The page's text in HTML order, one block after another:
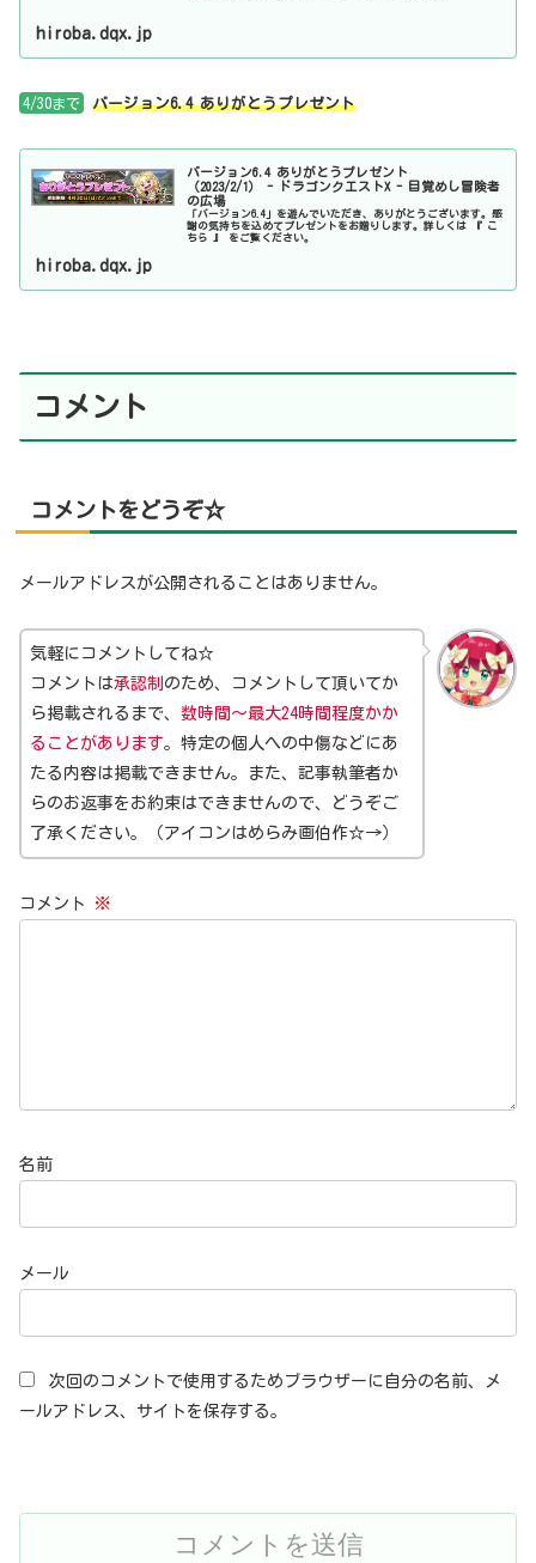
hiroba.dqx.jp
4/30まで バージョン6.4 ありがとうプレゼント
バージョン6.4 ありがとうプレゼント
（2023/2/1） - ドラゴンクエストX - 目覚めし冒険者
の広場
「バージョン6.4」を遊んでいただき、ありがとうございます。感
謝の気持ちを込めてプレゼントをお贈りします。詳しくは 『 こ
ちら 』 をご覧ください。
hiroba.dqx.jp
コメント
コメントをどうぞ☆
メールアドレスが公開されることはありません。
気軽にコメントしてね☆
コメントは承認制 のため、コメントして頂いてか
ら掲載されるまで、 数時間～最大24時間程度かか
ることがあります。特定の個人への中傷などにあ
たる内容は掲載できません。また、記事執筆者か
らのお返事をお約束はできませんので、どうぞご
了承ください。（アイコンはめらみ画伯作☆→）
コメント ※
名前
メール
次回のコメントで使用するためブラウザーに自分の名前、メ
ールアドレス、サイトを保存する。